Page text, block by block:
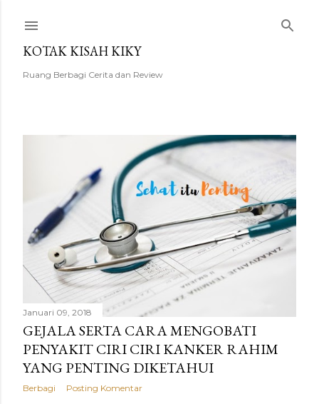
KOTAK KISAH KIKY
Ruang Berbagi Cerita dan Review
t
i
n
g
a
n
Januari 09, 2018
GEJALA SERTA CARA MENGOBATI
PENYAKIT CIRI CIRI KANKER RAHIM
YANG PENTING DIKETAHUI
Berbagi Posting Komentar